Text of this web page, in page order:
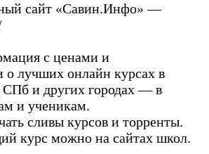
сайт «Савин.Инфо» —
с ценами и
о лучших онлайн курсах в
и других городах — в
и ученикам.
сливы курсов и торренты.
курс можно на сайтах школ.